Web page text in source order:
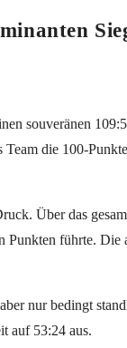
souveränen
Team die 100-
Über das
Punkten führte. Die
nur bedingt
auf 53:24 aus.